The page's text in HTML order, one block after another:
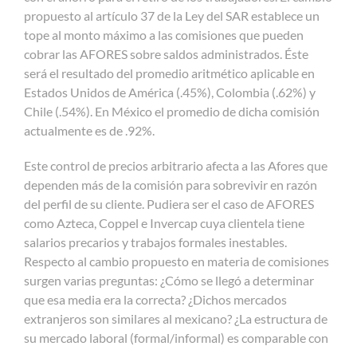
propuesto al artículo 37 de la Ley del SAR establece un
tope al monto máximo a las comisiones que pueden
cobrar las AFORES sobre saldos administrados. Éste
será el resultado del promedio aritmético aplicable en
Estados Unidos de América (.45%), Colombia (.62%) y
Chile (.54%). En México el promedio de dicha comisión
actualmente es de .92%.
Este control de precios arbitrario afecta a las Afores que
dependen más de la comisión para sobrevivir en razón
del perfil de su cliente. Pudiera ser el caso de AFORES
como Azteca, Coppel e Invercap cuya clientela tiene
salarios precarios y trabajos formales inestables.
Respecto al cambio propuesto en materia de comisiones
surgen varias preguntas: ¿Cómo se llegó a determinar
que esa media era la correcta? ¿Dichos mercados
extranjeros son similares al mexicano? ¿La estructura de
su mercado laboral (formal/informal) es comparable con